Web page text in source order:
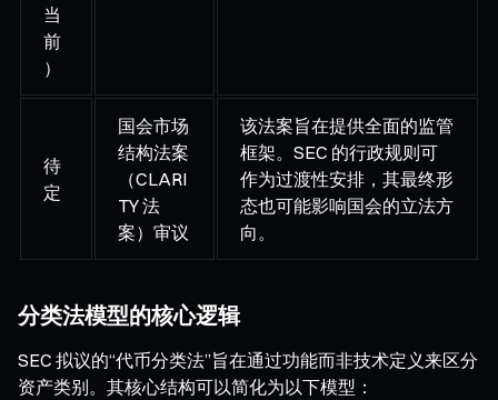
当
前
）
待
定
国会市场
结构法案
（CLARI
TY 法
案）审议
该法案旨在提供全面的监管
框架。SEC 的行政规则可
作为过渡性安排，其最终形
态也可能影响国会的立法方
向。
分类法模型的核心逻辑
SEC 拟议的“代币分类法”旨在通过功能而非技术定义来区分
资产类别。其核心结构可以简化为以下模型：